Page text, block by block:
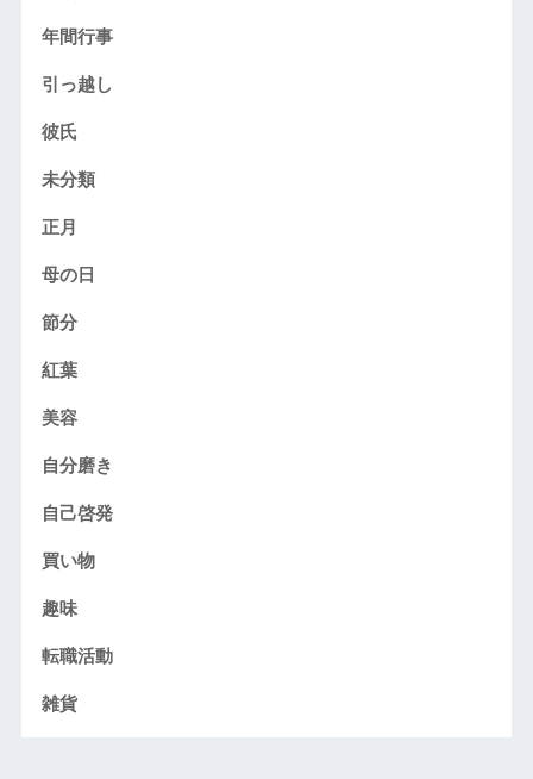
年間行事
引っ越し
彼氏
未分類
正月
母の日
節分
紅葉
美容
自分磨き
自己啓発
買い物
趣味
転職活動
雑貨